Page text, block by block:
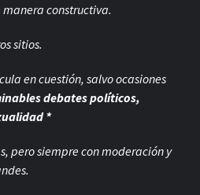
manera constructiva.
sitios.
en cuestión, salvo ocasiones
debates políticos,
*
pero siempre conmoderación y